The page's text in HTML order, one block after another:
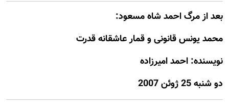
بعد از مرگ احمد شاه مسعود:
محمد یونس قانونی و قمار عاشقانه قدرت
نويسنده: احمد اميرزاده
دو شنبه 25 ژوئن 2007